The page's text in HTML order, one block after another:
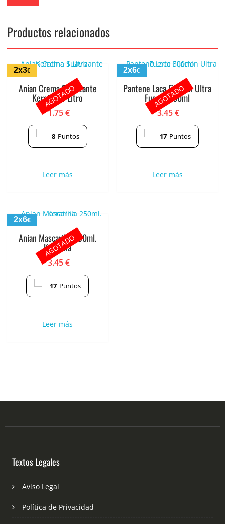
Productos relacionados
2x3€
Anian Crema Suavizante
Keratina 1 Litro
1.75€
8 Puntos
Leer más
AGOTADO
2x6€
Pantene Laca Fijacion Ultra
Fuerte 300ml
3.45€
17 Puntos
Leer más
AGOTADO
2x6€
Anian Mascarilla 250ml.
Keratina
3.45€
17 Puntos
Leer más
AGOTADO
Textos Legales
Aviso Legal
Política de Privacidad